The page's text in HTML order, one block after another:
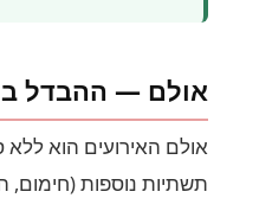
אולם — ההבדל
אולם האירועים הוא ללא
תשתיות נוספות (חימום,